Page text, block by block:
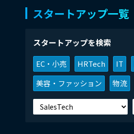
スタートアップ一覧
スタートアップを検索
EC・小売 HRTech IT
美容・ファッション
物流